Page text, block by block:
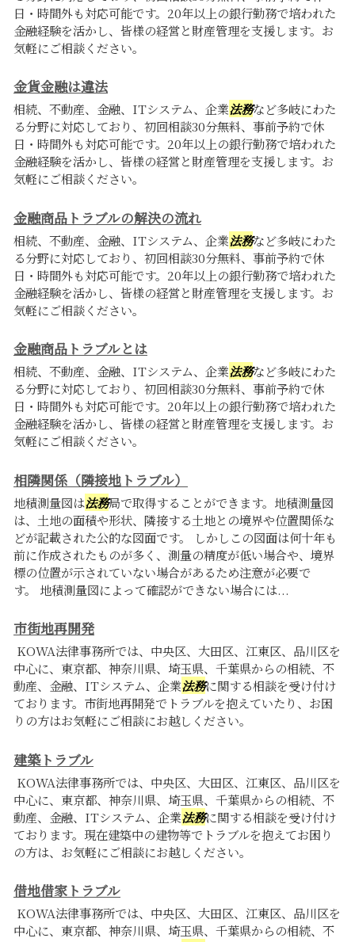
日・時間外も対応可能です。20年以上の銀行勤務で培われた
金融経験を活かし、皆様の経営と財産管理を支援します。お
気軽にご相談ください。
金貨金融は違法
相続、不動産、金融、ITシステム、企業法務など多岐にわた
る分野に対応しており、初回相談30分無料、事前予約で休
日・時間外も対応可能です。20年以上の銀行勤務で培われた
金融経験を活かし、皆様の経営と財産管理を支援します。お
気軽にご相談ください。
金融商品トラブルの解決の流れ
相続、不動産、金融、ITシステム、企業法務など多岐にわた
る分野に対応しており、初回相談30分無料、事前予約で休
日・時間外も対応可能です。20年以上の銀行勤務で培われた
金融経験を活かし、皆様の経営と財産管理を支援します。お
気軽にご相談ください。
金融商品トラブルとは
相続、不動産、金融、ITシステム、企業法務など多岐にわた
る分野に対応しており、初回相談30分無料、事前予約で休
日・時間外も対応可能です。20年以上の銀行勤務で培われた
金融経験を活かし、皆様の経営と財産管理を支援します。お
気軽にご相談ください。
相隣関係（隣接地トラブル）
地積測量図は法務局で取得することができます。地積測量図
は、土地の面積や形状、隣接する土地との境界や位置関係な
どが記載された公的な図面です。 しかしこの図面は何十年も
前に作成されたものが多く、測量の精度が低い場合や、境界
標の位置が示されていない場合があるため注意が必要で
す。 地積測量図によって確認ができない場合には...
市街地再開発
KOWA法律事務所では、中央区、大田区、江東区、品川区を
中心に、東京都、神奈川県、埼玉県、千葉県からの相続、不
動産、金融、ITシステム、企業法務に関する相談を受け付け
ております。市街地再開発でトラブルを抱えていたり、お困
りの方はお気軽にご相談にお越しください。
建築トラブル
KOWA法律事務所では、中央区、大田区、江東区、品川区を
中心に、東京都、神奈川県、埼玉県、千葉県からの相続、不
動産、金融、ITシステム、企業法務に関する相談を受け付け
ております。現在建築中の建物等でトラブルを抱えてお困り
の方は、お気軽にご相談にお越しください。
借地借家トラブル
KOWA法律事務所では、中央区、大田区、江東区、品川区を
中心に、東京都、神奈川県、埼玉県、千葉県からの相続、不